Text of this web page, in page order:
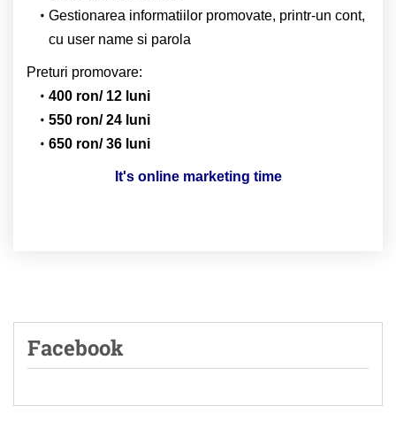
Gestionarea informatiilor promovate, printr-un cont,
cu user name si parola
Preturi promovare:
400 ron/ 12 luni
550 ron/ 24 luni
650 ron/ 36 luni
It's online marketing time
Facebook